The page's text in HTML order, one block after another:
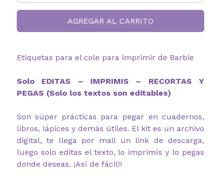
AGREGAR AL CARRITO
Etiquetas para el cole para imprimir de Barbie
Solo EDITAS – IMPRIMIS – RECORTAS Y
PEGAS (Solo los textos son editables)
Son súper prácticas para pegar en cuadernos,
libros, lápices y demás útiles. El kit es un archivo
digital, te llega por mail un link de descarga,
luego solo editas el texto, lo imprimís y lo pegas
donde deseas. ¡Así de fácil!!